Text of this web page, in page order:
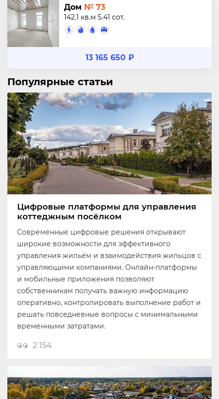
Дом № 73
142.1 кв.м 5.41 сот.
13 165 650 ₽
Популярные статьи
Цифровые платформы для управления
коттеджным посёлком
Современные цифровые решения открывают
широкие возможности для эффективного
управления жильём и взаимодействия жильцов с
управляющими компаниями. Онлайн-платформы
и мобильные приложения позволяют
собственникам получать важную информацию
оперативно, контролировать выполнение работ и
решать повседневные вопросы с минимальными
временными затратами.
2 154